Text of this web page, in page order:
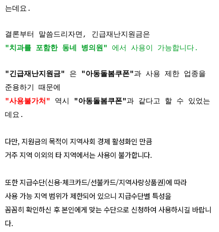
는데요.
결론부터 말씀드리자면, 긴급재난지원금은
"치과를 포함한 동네 병의원" 에서 사용이 가능합니다.
"긴급재난지원금" 은 "아동돌봄쿠폰"과 사용 제한 업종을
준용하기 때문에
"사용불가처"
역시 "아동돌봄쿠폰"과 같다고 할 수 있었는
데요.
다만, 지원금의 목적이 지역사회 경제 활성화인 만큼
거주 지역 이외의 타 지역에서는 사용이 불가합니다.
또한 지급수단(신용·체크카드/선불카드/지역사랑상품권)에 따라
사용 가능 지역 범위가 제한되어 있으니 지급수단별 특성을
꼼꼼히 확인하신 후 본인에게 맞는 수단으로 신청하여 사용하시길 바랍니
다.